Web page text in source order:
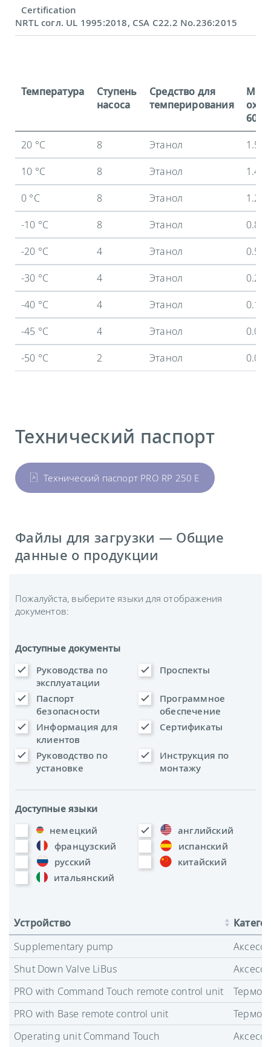
Certification
NRTL согл. UL 1995:2018, CSA C22.2 No.236:2015
Температура
Ступень
насоса
Средство для
темперирования
60 Гц
20 °C
8 Этанол
1.5
10 °C
8 Этанол
1.44
0 °C
8 Этанол
1.2
-10 °C
8 Этанол
0.84
-20 °C
4 Этанол
0.54
-30 °C
4 Этанол
0.29
-40 °C
4 Этанол
0.11
-45 °C
4 Этанол
0.04
-50 °C
2 Этанол 0.02
Технический паспорт
Технический паспорт PRO RP 250 E
Файлы для загрузки — Общие
данные о продукции
Пожалуйста, выберите языки для отображения
документов:
Доступные документы
Руководства по
эксплуатации
Проспекты
Паспорт
безопасности
Программное
обеспечение
Информация для
клиентов
Сертификаты
Руководство по
установке
Инструкция по
монтажу
Доступные языки
немецкий
английский
французский
испанский
русский
китайский
итальянский
Устройство
Supplementary pump
Shut Down Valve LiBus
PRO with Command Touch remote control unit
PRO with Base remote control unit
Operating unit Command Touch